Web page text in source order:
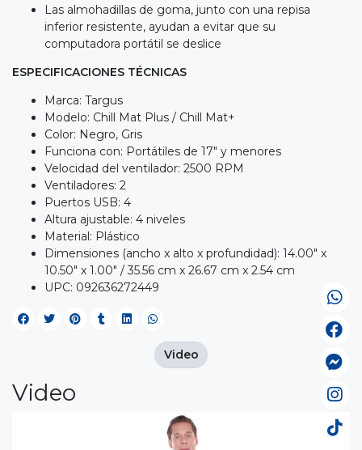
Las almohadillas de goma, junto con una repisa
inferior resistente, ayudan a evitar que su
computadora portátil se deslice
ESPECIFICACIONES TÉCNICAS
Marca: Targus
Modelo: Chill Mat Plus / Chill Mat+
Color: Negro, Gris
Funciona con: Portátiles de 17" y menores
Velocidad del ventilador: 2500 RPM
Ventiladores: 2
Puertos USB: 4
Altura ajustable: 4 niveles
Material: Plástico
Dimensiones (ancho x alto x profundidad): 14.00" x
10.50" x 1.00" / 35.56 cm x 26.67 cm x 2.54 cm
UPC: 092636272449
Video
Video